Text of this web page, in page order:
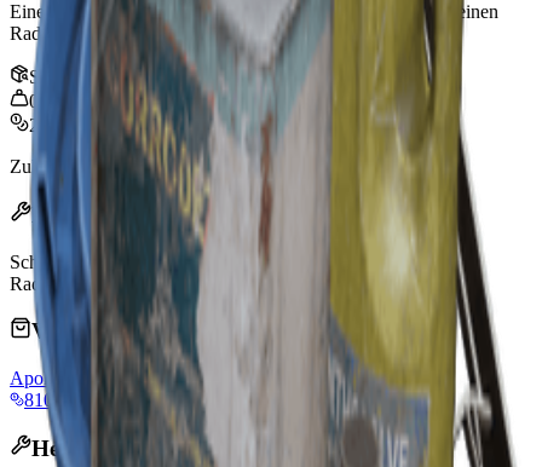
Eine Granate, die beim Aufprall explodiert und in einem kleinen
Radius Explosionsschaden verursacht.
Stapel :
0.1
270
Zuletzt aktualisiert:May 30, 2026
Effekte
Schaden
30
Radius
2.5m
Verkauft von Händlern
Apollo
810 Coins
Herstellungsrezept